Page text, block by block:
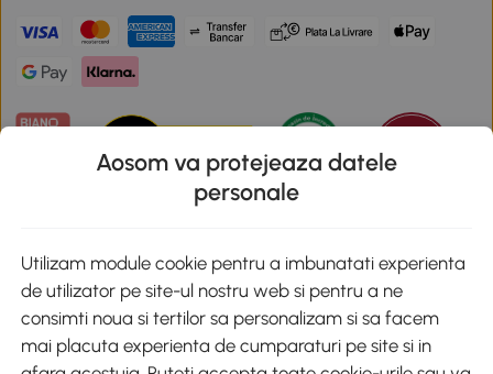
Descarca aplicatia Aosom
Google Play
Aosom va protejeaza datele
personale
Utilizam module cookie pentru a imbunatati experienta
de utilizator pe site-ul nostru web si pentru a ne
consimti noua si tertilor sa personalizam si sa facem
mai placuta experienta de cumparaturi pe site si in